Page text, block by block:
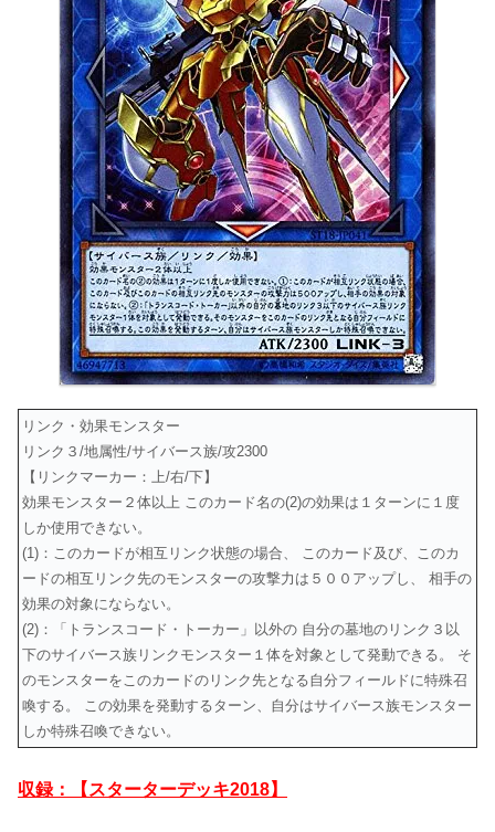
リンク・効果モンスター
リンク３/地属性/サイバース族/攻2300
【リンクマーカー：上/右/下】
効果モンスター２体以上 このカード名の(2)の効果は１ターンに１度
しか使用できない。
(1)：このカードが相互リンク状態の場合、 このカード及び、このカ
ードの相互リンク先のモンスターの攻撃力は５００アップし、 相手の
効果の対象にならない。
(2)：「トランスコード・トーカー」以外の 自分の墓地のリンク３以
下のサイバース族リンクモンスター１体を対象として発動できる。 そ
のモンスターをこのカードのリンク先となる自分フィールドに特殊召
喚する。 この効果を発動するターン、自分はサイバース族モンスター
しか特殊召喚できない。
収録：【スターターデッキ2018】